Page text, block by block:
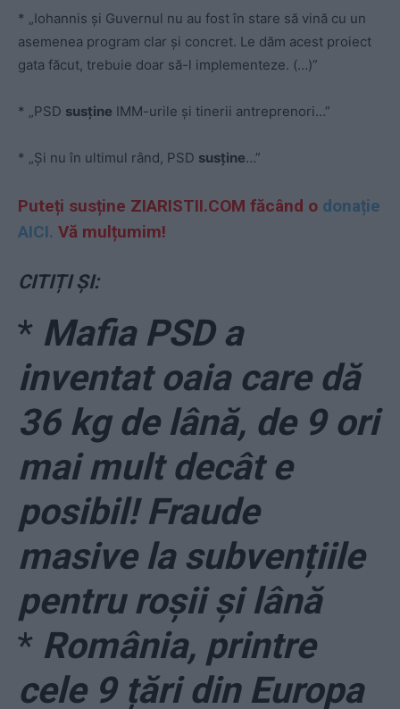
* „Iohannis și Guvernul nu au fost în stare să vină cu un
asemenea program clar și concret. Le dăm acest proiect
gata făcut, trebuie doar să-l implementeze. (…)”
* „PSD susține IMM-urile și tinerii antreprenori…”
* „Și nu în ultimul rând, PSD susține…”
Puteți susține ZIARISTII.COM făcând o donație
AICI. Vă mulțumim!
CITIȚI ȘI:
* Mafia PSD a
inventat oaia care dă
36 kg de lână, de 9 ori
mai mult decât e
posibil! Fraude
masive la subvențiile
pentru roșii și lână
* România, printre
cele 9 țări din Europa